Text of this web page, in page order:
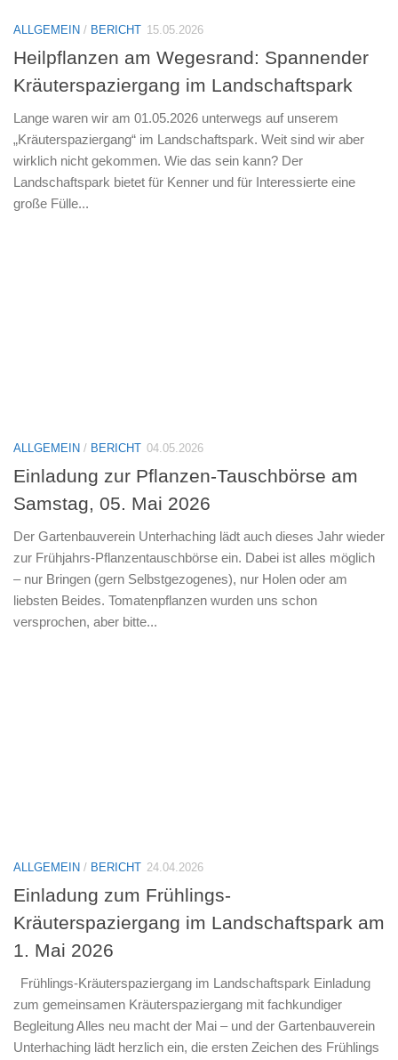
ALLGEMEIN / BERICHT 15.05.2026
Heilpflanzen am Wegesrand: Spannender
Kräuterspaziergang im Landschaftspark
Lange waren wir am 01.05.2026 unterwegs auf unserem
„Kräuterspaziergang“ im Landschaftspark. Weit sind wir aber
wirklich nicht gekommen. Wie das sein kann? Der
Landschaftspark bietet für Kenner und für Interessierte eine
große Fülle...
ALLGEMEIN / BERICHT 04.05.2026
Einladung zur Pflanzen-Tauschbörse am
Samstag, 05. Mai 2026
Der Gartenbauverein Unterhaching lädt auch dieses Jahr wieder
zur Frühjahrs-Pflanzentauschbörse ein. Dabei ist alles möglich
– nur Bringen (gern Selbstgezogenes), nur Holen oder am
liebsten Beides. Tomatenpflanzen wurden uns schon
versprochen, aber bitte...
ALLGEMEIN / BERICHT 24.04.2026
Einladung zum Frühlings-
Kräuterspaziergang im Landschaftspark am
1. Mai 2026
Frühlings-Kräuterspaziergang im Landschaftspark Einladung
zum gemeinsamen Kräuterspaziergang mit fachkundiger
Begleitung Alles neu macht der Mai – und der Gartenbauverein
Unterhaching lädt herzlich ein, die ersten Zeichen des Frühlings